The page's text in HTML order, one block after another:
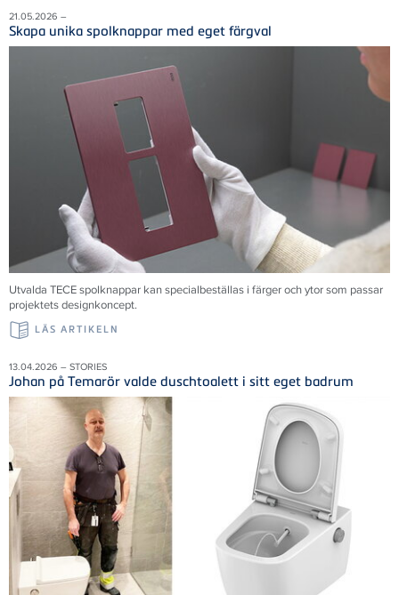
21.05.2026 –
Skapa unika spolknappar med eget färgval
Utvalda TECE spolknappar kan specialbeställas i färger och ytor som passar
projektets designkoncept.
LÄS ARTIKELN
13.04.2026 – STORIES
Johan på Temarör valde duschtoalett i sitt eget badrum